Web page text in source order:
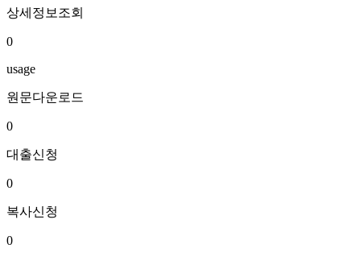
상세정보조회
0
usage
원문다운로드
0
대출신청
0
복사신청
0